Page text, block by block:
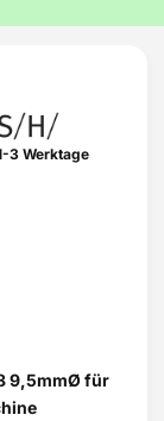
3 Werktage
9,5mmØ für